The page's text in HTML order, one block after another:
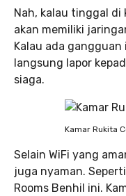
Nah, kalau tinggal
akan memiliki
Kalau ada
langsung lapor
siaga.
Kamar Rukita
Selain WiFi yang
juga nyaman.
Rooms Benhil ini.